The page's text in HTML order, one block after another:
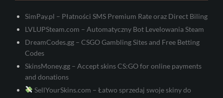
SimPay.pl – Płatności SMS Premium Rate oraz Direct Biling
LVLUPSteam.com – Automatyczny Bot Levelowania Steam
DreamCodes.gg – CSGO Gambling Sites and Free Betting
Codes
SkinsMoney.gg – Accept skins CS:GO for online payments
and donations
SellYourSkins.com – Łatwo sprzedaj swoje skiny do